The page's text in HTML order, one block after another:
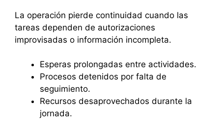
La operación pierde continuidad cuando las
tareas dependen de autorizaciones
improvisadas o información incompleta.
Esperas prolongadas entre actividades.
Procesos detenidos por falta de
seguimiento.
Recursos desaprovechados durante la
jornada.